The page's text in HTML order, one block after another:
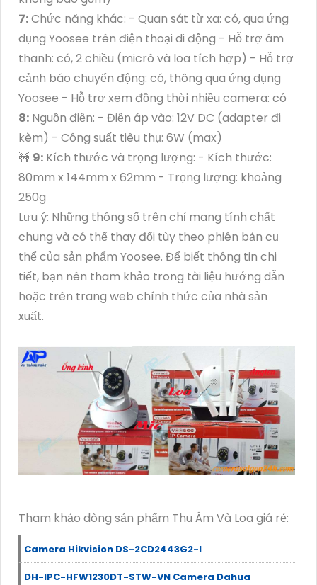
7:Chức năng khác: - Quan sát từ xa: có, qua ứng
dụng Yoosee trên điện thoại di động - Hỗ trợ âm
thanh: có, 2 chiều (micrô và loa tích hợp) - Hỗ trợ
cảnh báo chuyển động: có, thông qua ứng dụng
Yoosee - Hỗ trợ xem đồng thời nhiều camera: có
8: Nguồn điện: - Điện áp vào: 12V DC (adapter đi
kèm) - Công suất tiêu thụ: 6W (max)
🚧 9: Kích thước và trọng lượng: - Kích thước:
80mm x 144mm x 62mm - Trọng lượng: khoảng
250g
Lưu ý: Những thông số trên chỉ mang tính chất
chung và có thể thay đổi tùy theo phiên bản cụ
thể của sản phẩm Yoosee. Để biết thông tin chi
tiết, bạn nên tham khảo trong tài liệu hướng dẫn
hoặc trên trang web chính thức của nhà sản
xuất.
Tham khảo dòng sản phẩm Thu Âm Và Loa giá rẻ:
Camera Hikvision DS-2CD2443G2-I
DH-IPC-HFW1230DT-STW-VN Camera Dahua